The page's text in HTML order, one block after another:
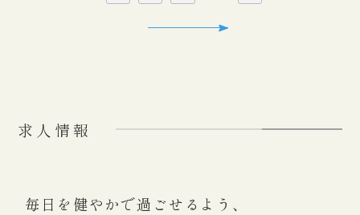
求人情報
毎日を健やかで過ごせるよう、